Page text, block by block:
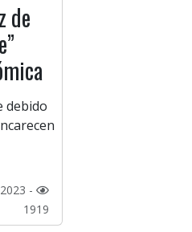
de
debido
-
1919